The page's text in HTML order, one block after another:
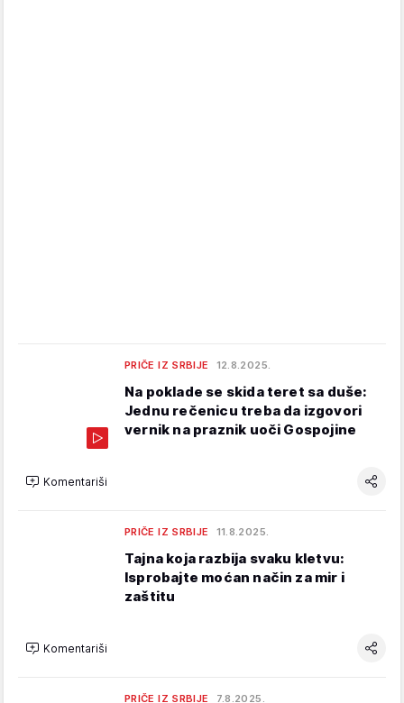
PRIČE IZ SRBIJE 12.8.2025.
Na poklade se skida teret sa duše:
Jednu rečenicu treba da izgovori
vernik na praznik uoči Gospojine
Komentariši
PRIČE IZ SRBIJE 11.8.2025.
Tajna koja razbija svaku kletvu:
Isprobajte moćan način za mir i
zaštitu
Komentariši
PRIČE IZ SRBIJE 7.8.2025.